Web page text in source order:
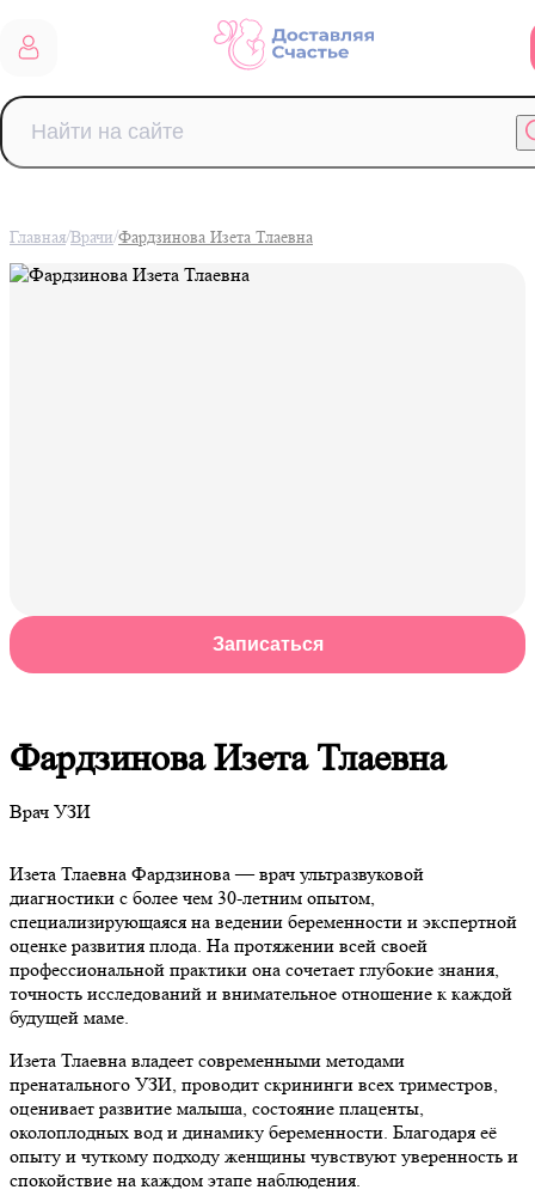
Главная/Врачи/Фардзинова Изета Тлаевна
Записаться
Фардзинова Изета Тлаевна
Врач УЗИ
Изета Тлаевна Фардзинова — врач ультразвуковой
диагностики с более чем 30-летним опытом,
специализирующаяся на ведении беременности и экспертной
оценке развития плода. На протяжении всей своей
профессиональной практики она сочетает глубокие знания,
точность исследований и внимательное отношение к каждой
будущей маме.
Изета Тлаевна владеет современными методами
пренатального УЗИ, проводит скрининги всех триместров,
оценивает развитие малыша, состояние плаценты,
околоплодных вод и динамику беременности. Благодаря её
опыту и чуткому подходу женщины чувствуют уверенность и
спокойствие на каждом этапе наблюдения.